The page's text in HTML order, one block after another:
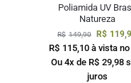
Poliamida UV
Natureza
R$ 149,90 R$
R$ 115,10 à vista
Ou 4x de R$ 29,98
juros